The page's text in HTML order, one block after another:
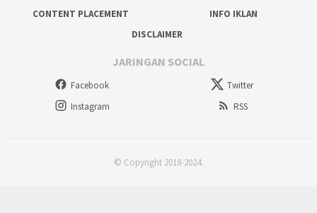
CONTENT PLACEMENT
INFO IKLAN
DISCLAIMER
JARINGAN SOCIAL
Facebook
Twitter
Instagram
RSS
© Copyright 2018-2024.